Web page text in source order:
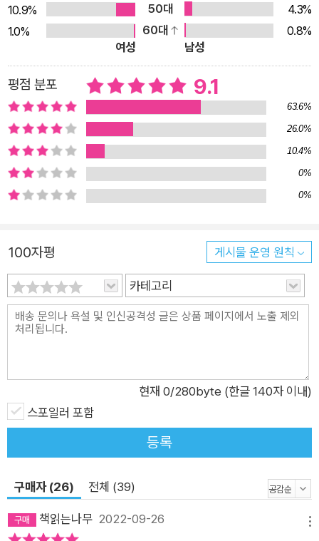
을 것이다. 우리 본성의 알 수 없는 두려움을 일깨워 소름 돋게 만
드는 이야기, 읽는 이가 겁에 질려 주위를 두리번거리고, 피가 얼
어붙고 심장 박동이 빨라지는 그런 이야기를 쓰고 싶었다. _메리
셸리 메리 셸리는 1816년 제네바에 머무르던 시절, 시인 바이런
경, 그리고 바이런의 주치의였던 존 폴리도리 박사와 함께 지루한
우기의 밤을 흥미롭게 해줄 괴담을 하나씩 짓기로 약속하고 작품
을 구상했다. 한밤중 머리맡에 출몰하는 악몽처럼 소름 끼치는 공
포를 표현하고자 하는 열망에서 열아홉의 나이에 엄청난 상상력
으로 인간이 창조한 괴물의 이야기 『프랑켄슈타인』을 탄생시킨
메리 셸리는 그야말로 천재적인 여성 작가였다. 메리 셸리는 183
타인』을 출간했다. 얼마 전까지만 해도 1831년 판본이 연구와 번
역의 원전으로 쓰이는 일이 많았으나, 이 판본이 원래의 작품 구
상과 심정적으로 거리를 두게 되었다는 주장이 제기되고 있고, 문
학동네 세계문학전집으로 출간된 『프랑켄슈타인』은 1818년 초
판을 번역 대본으로 삼았다. ‘다르다’는 이유로 절대 고독에 빠진
시체로 새로운 존재를 탄생시킨다. 그러나 성공의 흥분이 가라앉
기도 전에 프랑켄슈타인은 자신이 만든 피조물의 괴기스러운 형
상에 경악해 도피해버리고, 버려진 괴물은 무방비 상태로 세상에
나타난다. 흉물스러운 모습 때문에 인간들의 혐오와 분노, 폭력에
사에 숨어 살며 단란한 가족의 모습을 관찰하고, 또 언어를 익혀
사람들과 어울려 사는 삶을 열망했던 괴물은 가족에게 다가가지
10.9%
50대
4.3%
1.0%
60대
0.8%
여성
남성
평점 분포 9.1
63.6%
26.0%
10.4%
0%
0%
100자평 게시물 운영 원칙
카테고리
현재 0/280byte (한글 140자 이내)
스포일러 포함
등록
구매자 (26) 전체 (39)
책읽는나무 2022-09-26